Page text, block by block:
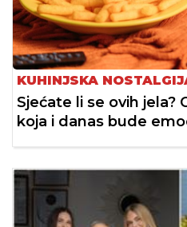
KUHINJSKA
Sjećate li se ovih jela?
koja i danas bude